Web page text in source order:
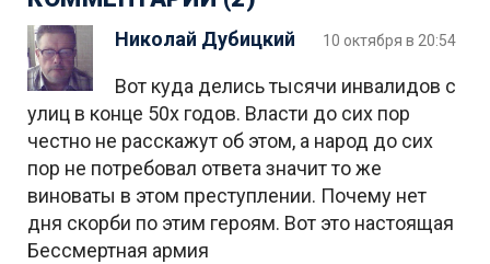
Николай Дубицкий 10 октября в 20:54
Вот куда делись тысячи инвалидов с
улиц в конце 50х годов. Власти до сих пор
честно не расскажут об этом, а народ до сих
пор не потребовал ответа значит то же
виноваты в этом преступлении. Почему нет
дня скорби по этим героям. Вот это настоящая
Бессмертная армия